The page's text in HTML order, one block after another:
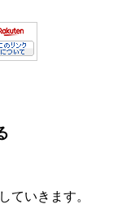
ていきます。